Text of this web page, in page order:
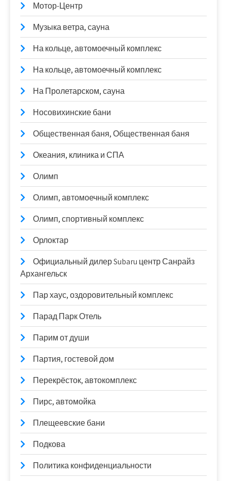
Мотор-Центр
Музыка ветра, сауна
На кольце, автомоечный комплекс
На кольце, автомоечный комплекс
На Пролетарском, сауна
Носовихинские бани
Общественная баня, Общественная баня
Океания, клиника и СПА
Олимп
Олимп, автомоечный комплекс
Олимп, спортивный комплекс
Орлоктар
Официальный дилер Subaru центр Санрайз
Архангельск
Пар хаус, оздоровительный комплекс
Парад Парк Отель
Парим от души
Партия, гостевой дом
Перекрёсток, автокомплекс
Пирс, автомойка
Плещеевские бани
Подкова
Политика конфиденциальности